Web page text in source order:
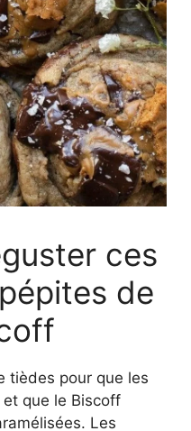
ces
de
tièdes pour que les
que le Biscoff
Les